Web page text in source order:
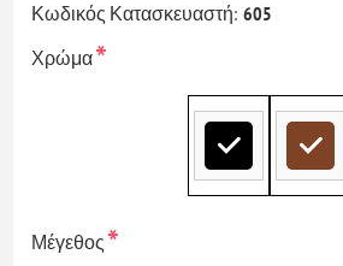
Κωδικός Κατασκευαστή: 605
Χρώμα*
Μέγεθος*